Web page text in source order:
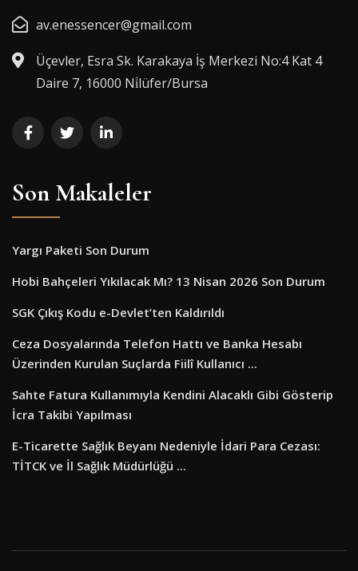
av.enessencer@gmail.com
Üçevler, Esra Sk. Karakaya İş Merkezi No:4 Kat 4
Daire 7, 16000 Ni̇lüfer/Bursa
Son Makaleler
Yargı Paketi Son Durum
Hobi Bahçeleri Yıkılacak Mı? 13 Nisan 2026 Son Durum
SGK Çıkış Kodu e-Devlet’ten Kaldırıldı
Ceza Dosyalarında Telefon Hattı ve Banka Hesabı
Üzerinden Kurulan Suçlarda Fiilî Kullanıcı ...
Sahte Fatura Kullanımıyla Kendini Alacaklı Gibi Gösterip
İcra Takibi Yapılması
E-Ticarette Sağlık Beyanı Nedeniyle İdari Para Cezası:
TİTCK ve İl Sağlık Müdürlüğü ...